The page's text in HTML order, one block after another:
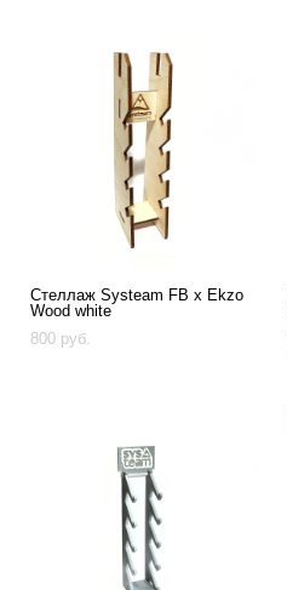
Стеллаж Systeam FB x Ekzo
Wood white
800 pуб.